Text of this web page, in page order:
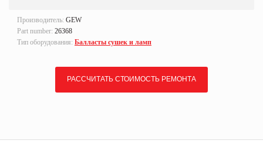
Производитель: GEW
Part number: 26368
Тип оборудования: Балласты сушек и ламп
РАССЧИТАТЬ СТОИМОСТЬ РЕМОНТА